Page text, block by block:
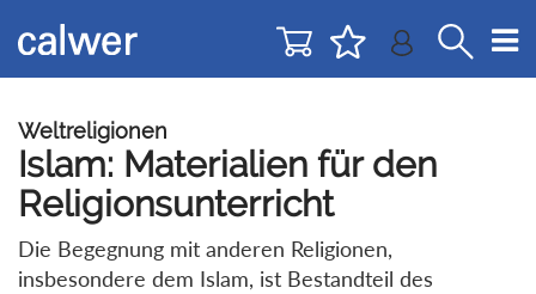
zur
Navigation
zum
Inhalt
Weltreligionen
Islam: Materialien für den
Religionsunterricht
Die Begegnung mit anderen Religionen,
insbesondere dem Islam, ist Bestandteil des